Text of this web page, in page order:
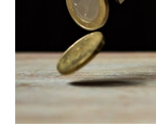
Preisstatistik – Geopolitische Faktoren
zum Wochenbeginn leicht
Preisstatistik
Ukraine